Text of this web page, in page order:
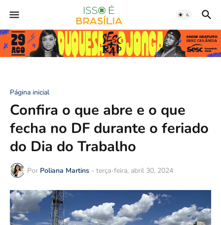
Página inicial
Confira o que abre e o que
fecha no DF durante o feriado
do Dia do Trabalho
Por Poliana Martins - terça-feira, abril 30, 2024